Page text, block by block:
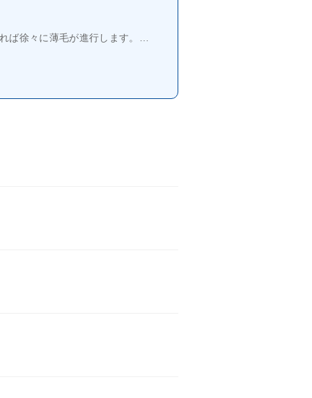
ば徐々に薄毛が進行します。…